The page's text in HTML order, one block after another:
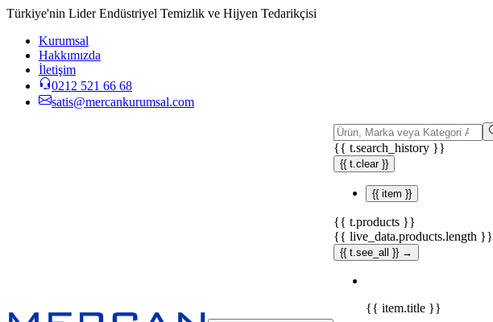
Türkiye'nin Lider Endüstriyel Temizlik ve Hijyen Tedarikçisi
Kurumsal
Hakkımızda
İletişim
0212 521 66 68
satis@mercankurumsal.com
{{ t.search_history }}
{{ t.clear }}
{{ item }}
{{ t.products }}
{{ live_data.products.length }}
{{ t.see_all }} →
{{ item.title }}